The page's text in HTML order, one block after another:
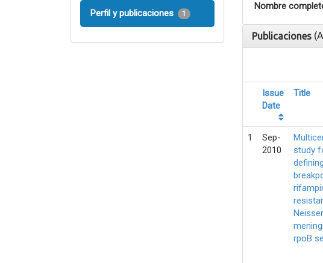
Perfil y publicaciones 1
Nombre
Publicaciones
Issue
Date
Title
1
Sep-
2010
study
rpoB